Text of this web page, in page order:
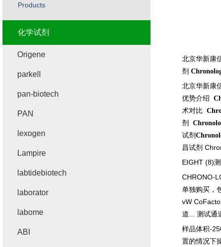
北京华新康
剂
北京华新康
优势介绍
术对比
剂
试剂
昌试剂
EIGHT (8)
CHRONO-
单独购买，
vW
道
测试通
样品体积-
置的情况下
Products
化学试剂
Origene
parkell
pan-biotech
PAN
lexogen
Lampire
labtidebiotech
laborator
labome
ABI